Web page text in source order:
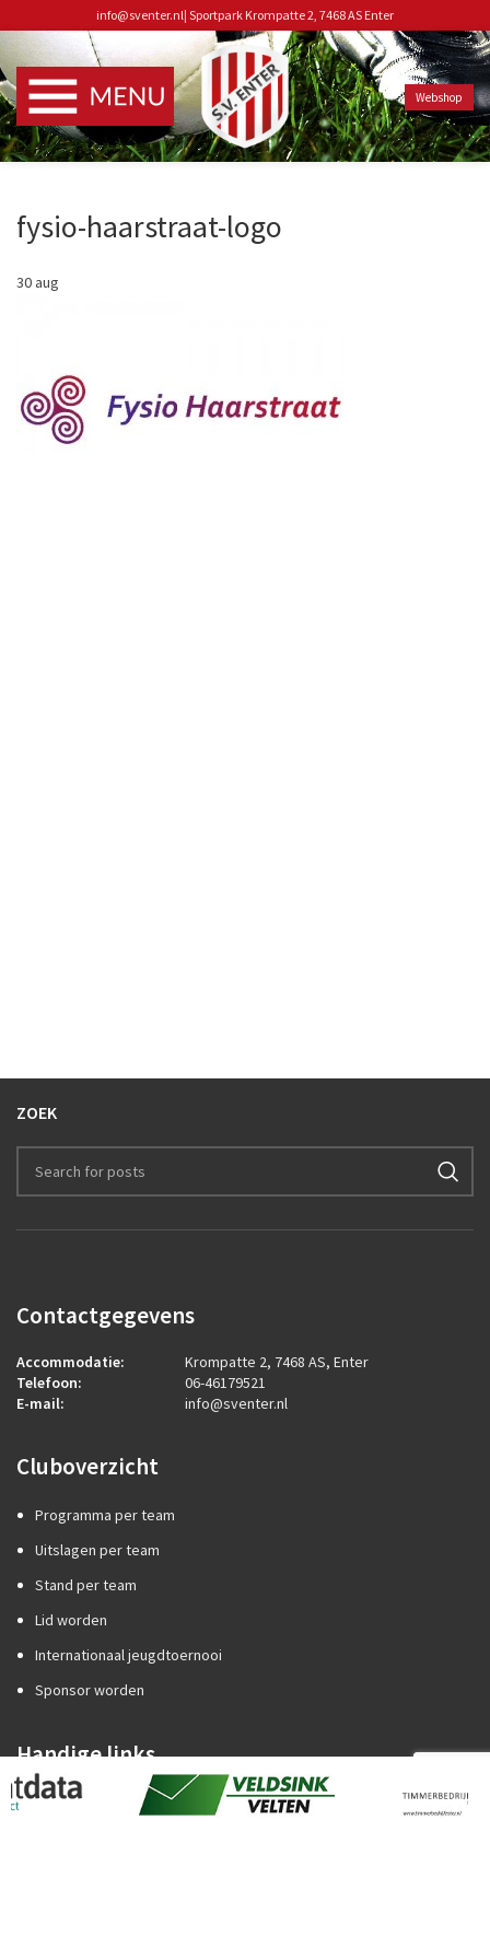
info@sventer.nl| Sportpark Krompatte 2, 7468 AS Enter
Webshop
fysio-haarstraat-logo
30 aug
ZOEK
Contactgegevens
Accommodatie:
Krompatte 2, 7468 AS, Enter
Telefoon:
06-46179521
E-mail:
info@sventer.nl
Cluboverzicht
Programma per team
Uitslagen per team
Stand per team
Lid worden
Internationaal jeugdtoernooi
Sponsor worden
Handige links
Competitiezaken